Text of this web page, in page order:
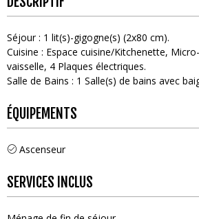
Séjour: 1 lit(s)-gigogne(s) (2x80 cm)
Cuisine : Espace cuisine/Kitchenette
vaisselle 4 Plaques électriques
Salle de Bains : 1 Salle(s) de bains avec
ÉQUIPEMENTS
Ascenseur
SERVICES INCLUS